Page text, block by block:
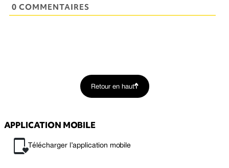
0 COMMENTAIRES
Retour en haut
APPLICATION MOBILE
Télécharger l’application mobile